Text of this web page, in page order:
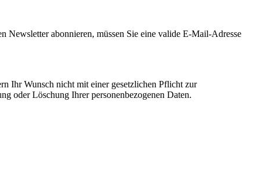
Newsletter abonnieren, müssen Sie eine valide E-Mail-Adresse
Ihr Wunsch nicht mit einer gesetzlichen Pflicht zur
oder Löschung Ihrer personenbezogenen Daten.